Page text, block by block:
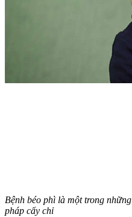
Bệnh béo phì là một trong
pháp cấy chỉ